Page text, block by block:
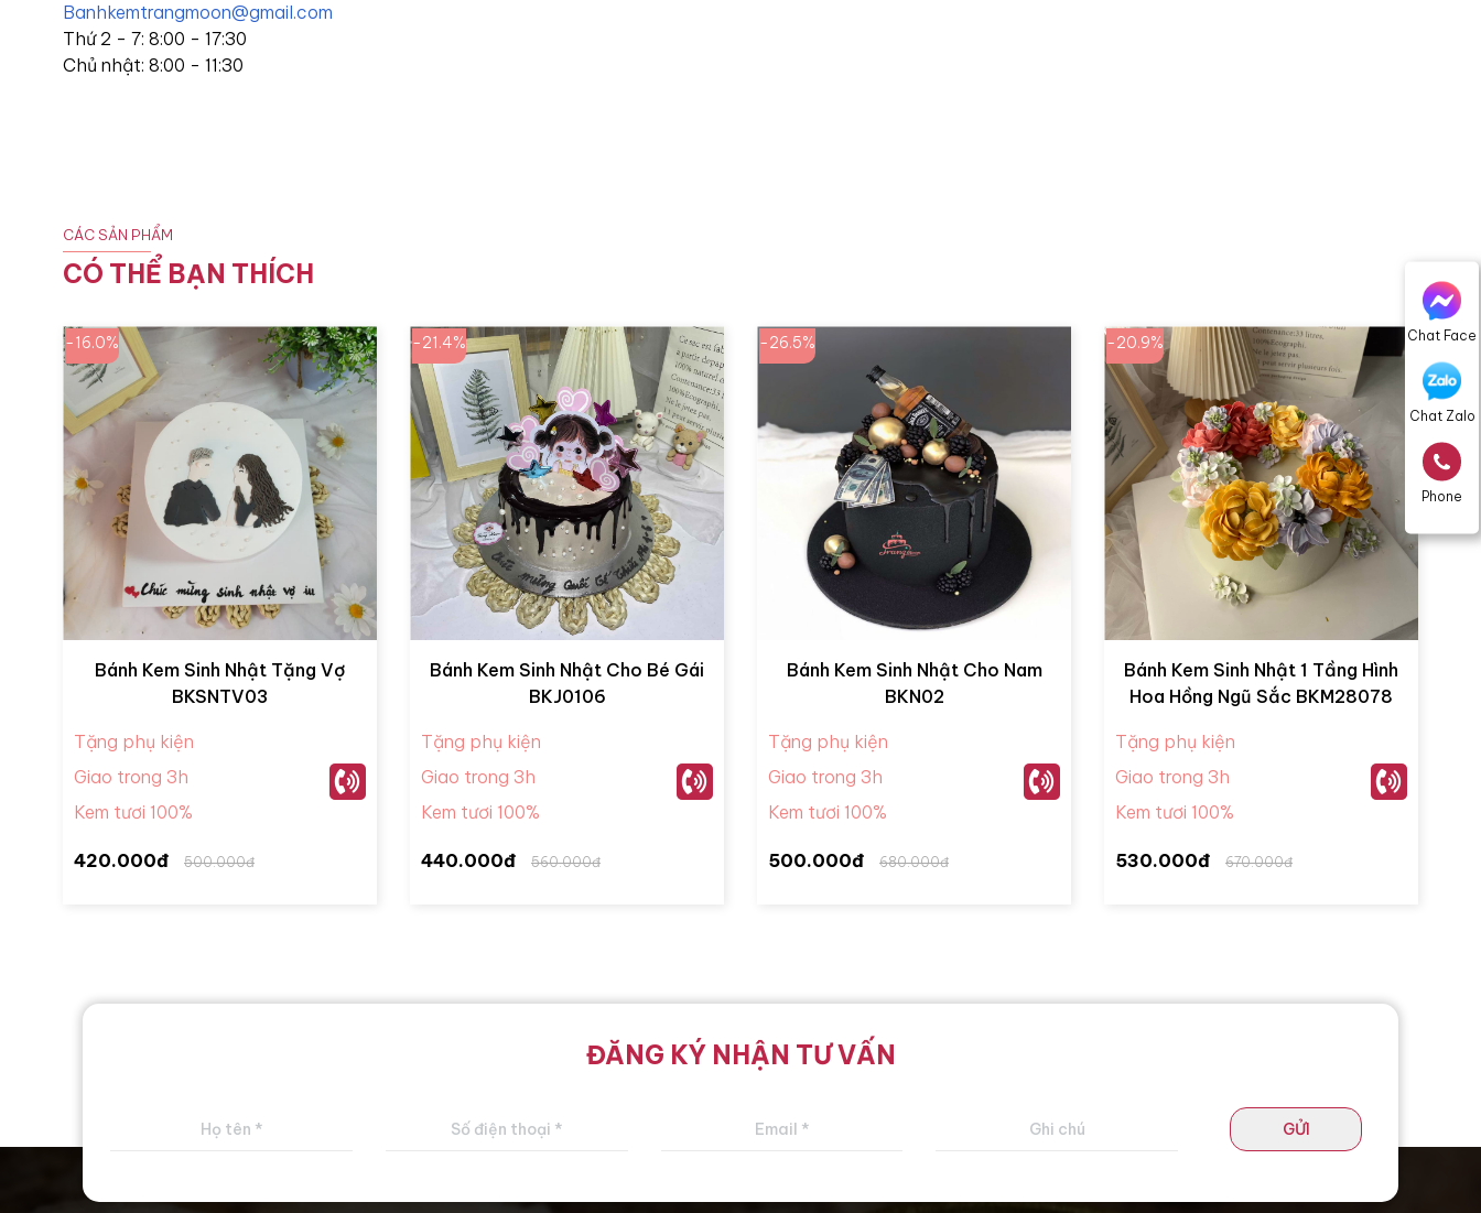
Chat Face
Chat Zalo
Phone
Banhkemtrangmoon@gmail.com
Thứ 2 - 7: 8:00 - 17:30
Chủ nhật: 8:00 - 11:30
CÁC SẢN PHẨM
CÓ THỂ BẠN THÍCH
-16.0%
Bánh Kem Sinh Nhật Tặng Vợ
BKSNTV03
Tặng phụ kiện
Giao trong 3h
Kem tươi 100%
420.000đ 500.000đ
-21.4%
Bánh Kem Sinh Nhật Cho Bé Gái
BKJ0106
Tặng phụ kiện
Giao trong 3h
Kem tươi 100%
440.000đ 560.000đ
-26.5%
Bánh Kem Sinh Nhật Cho Nam
BKN02
Tặng phụ kiện
Giao trong 3h
Kem tươi 100%
500.000đ 680.000đ
-20.9%
Bánh Kem Sinh Nhật 1 Tầng Hình
Hoa Hồng Ngũ Sắc BKM28078
Tặng phụ kiện
Giao trong 3h
Kem tươi 100%
530.000đ 670.000đ
ĐĂNG KÝ NHẬN TƯ VẤN
GỬI